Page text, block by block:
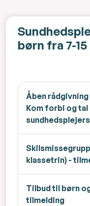
børn fra 7-15
Åben rådgivning
Kom forbi og tal
klassetrin) -
Tilbud til børn
tilmelding